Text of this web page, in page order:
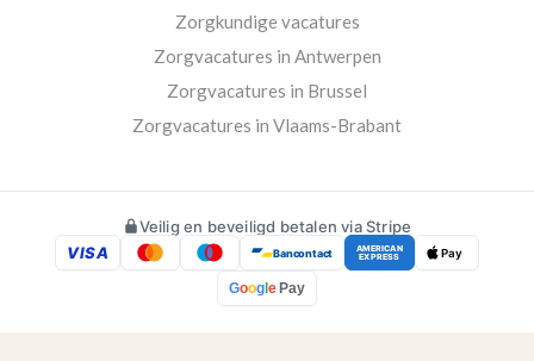
Zorgkundige vacatures
Zorgvacatures in Antwerpen
Zorgvacatures in Brussel
Zorgvacatures in Vlaams-Brabant
Veilig en beveiligd betalen via Stripe
VISA
Bancontact AMERICAN
EXPRESS Pay
Googl e Pay